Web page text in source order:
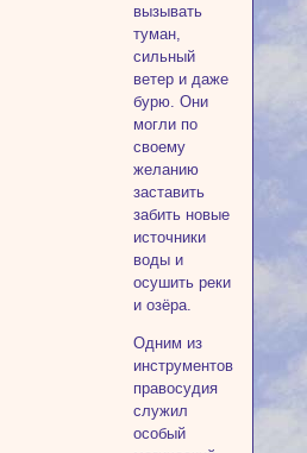
вызывать
туман,
сильный
ветер и даже
бурю. Они
могли по
своему
желанию
заставить
забить новые
источники
воды и
осушить реки
и озёра.
Одним из
инструментов
правосудия
служил
особый